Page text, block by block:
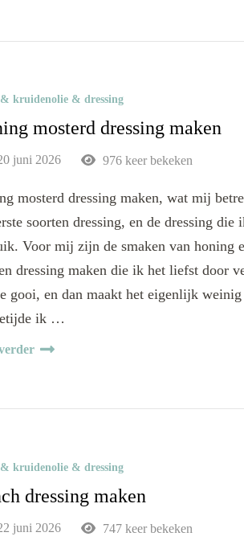
kruidenolie & dressing
mosterd dressing maken
juni 2026 976 keer bekeken
mosterd dressing maken, wat mij
soorten dressing, en de dressing die
Voor mij zijn de smaken van honing
dressing maken die ik het liefst door
gooi, en dan maakt het eigenlijk
ik …
kruidenolie & dressing
dressing maken
juni 2026 747 keer bekeken